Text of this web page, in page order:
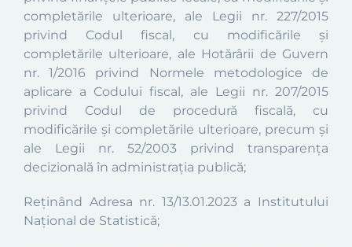
completările ulterioare, ale Legii nr. 227/2015
privind Codul fiscal, cu modificările și
completările ulterioare, ale Hotărârii de Guvern
nr. 1/2016 privind Normele metodologice de
aplicare a Codului fiscal, ale Legii nr. 207/2015
privind Codul de procedură fiscală, cu
modificările și completările ulterioare, precum şi
ale Legii nr. 52/2003 privind transparenţa
decizională în administraţia publică;
Reținând Adresa nr. 13/13.01.2023 a Institutului
Național de Statistică;